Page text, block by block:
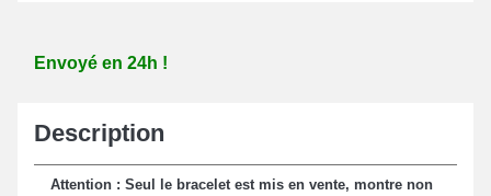
Envoyé en 24h !
Description
Attention : Seul le bracelet est mis en vente, montre non